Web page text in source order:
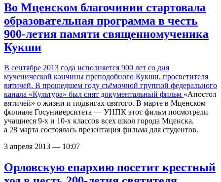
Во Мценском благочинии стартовала
образовательная программа в честь
900-летия памяти священномученика
Кукши
В сентябре 2013 года исполняется 900 лет со дня
мученической кончины преподобного Кукши, просветителя
вятичей. В прошедшем году съёмочной группой федерального
канала «Культура» был снят документальный фильм «Апостол
вятичей» о жизни и подвигах святого. В марте в Мценском
филиале Госуниверситета — УНПК этот фильм посмотрели
учащиеся 9-х и 10-х классов всех школ города Мценска,
а 28 марта состоялась презентация фильма для студентов.
3 апреля 2013 — 10:07
Орловскую епархию посетит крестный